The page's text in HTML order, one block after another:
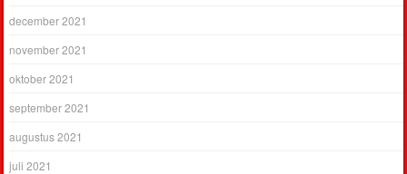
december 2021
november 2021
oktober 2021
september 2021
augustus 2021
juli 2021